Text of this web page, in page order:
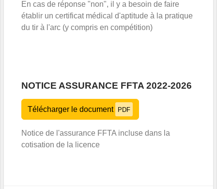
En cas de réponse "non", il y a besoin de faire
établir un certificat médical d'aptitude à la pratique
du tir à l'arc (y compris en compétition)
NOTICE ASSURANCE FFTA 2022-2026
Télécharger le document PDF
Notice de l'assurance FFTA incluse dans la
cotisation de la licence